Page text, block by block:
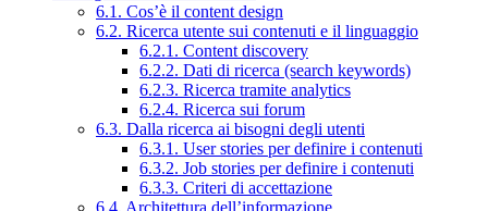
6.1. Cos’è il content design
6.2. Ricerca utente sui contenuti e il linguaggio
6.2.1. Content discovery
6.2.2. Dati di ricerca (search keywords)
6.2.3. Ricerca tramite analytics
6.2.4. Ricerca sui forum
6.3. Dalla ricerca ai bisogni degli utenti
6.3.1. User stories per definire i contenuti
6.3.2. Job stories per definire i contenuti
6.3.3. Criteri di accettazione
6.4. Architettura dell’informazione